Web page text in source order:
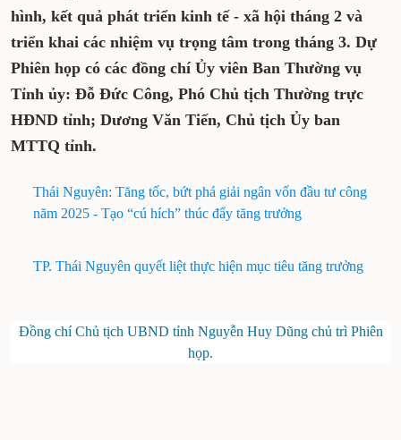
hình, kết quả phát triển kinh tế - xã hội tháng 2 và
triển khai các nhiệm vụ trọng tâm trong tháng 3. Dự
Phiên họp có các đồng chí Ủy viên Ban Thường vụ
Tỉnh ủy: Đỗ Đức Công, Phó Chủ tịch Thường trực
HĐND tỉnh; Dương Văn Tiến, Chủ tịch Ủy ban
MTTQ tỉnh.
Thái Nguyên: Tăng tốc, bứt phá giải ngân vốn đầu tư công
năm 2025 - Tạo “cú hích” thúc đẩy tăng trưởng
TP. Thái Nguyên quyết liệt thực hiện mục tiêu tăng trưởng
Đồng chí Chủ tịch UBND tỉnh Nguyễn Huy Dũng chủ trì Phiên
họp.